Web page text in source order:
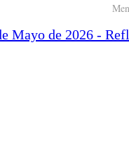
Mayo de 2026 -